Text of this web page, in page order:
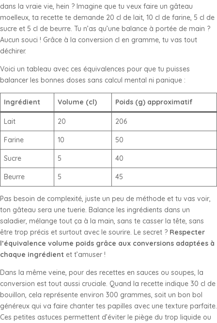
dans la vraie vie, hein ? Imagine que tu veux faire un gâteau
moelleux, ta recette te demande 20 cl de lait, 10 cl de farine, 5 cl de
sucre et 5 cl de beurre. Tu n’as qu’une balance à portée de main ?
Aucun souci ! Grâce à la conversion cl en gramme, tu vas tout
déchirer.
Voici un tableau avec ces équivalences pour que tu puisses
balancer les bonnes doses sans calcul mental ni panique :
Ingrédient Volume (cl) Poids (g) approximatif
Lait 20 206
Farine 10 50
Sucre 5 40
Beurre 5 45
Pas besoin de complexité, juste un peu de méthode et tu vas voir,
ton gâteau sera une tuerie. Balance les ingrédients dans un
saladier, mélange tout ça à la main, sans te casser la tête, sans
être trop précis et surtout avec le sourire. Le secret ? Respecter
l’équivalence volume poids grâce aux conversions adaptées à
chaque ingrédient et t’amuser !
Dans la même veine, pour des recettes en sauces ou soupes, la
conversion est tout aussi cruciale. Quand la recette indique 30 cl de
bouillon, cela représente environ 300 grammes, soit un bon bol
généreux qui va faire chanter tes papilles avec une texture parfaite.
Ces petites astuces permettent d’éviter le piège du trop liquide ou